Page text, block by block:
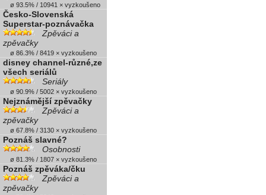
ø 93.5% / 10941 × vyzkoušeno
Česko-Slovenská
Superstar-poznávačka
Zpěváci a
zpěvačky
ø 86.3% / 8419 × vyzkoušeno
disney channel-různé,ze
všech seriálů
Seriály
ø 90.9% / 5002 × vyzkoušeno
Nejznámější zpěvačky
Zpěváci a
zpěvačky
ø 67.8% / 3130 × vyzkoušeno
Poznáš slavné?
Osobnosti
ø 81.3% / 1807 × vyzkoušeno
Poznáš zpěváka/čku
Zpěváci a
zpěvačky